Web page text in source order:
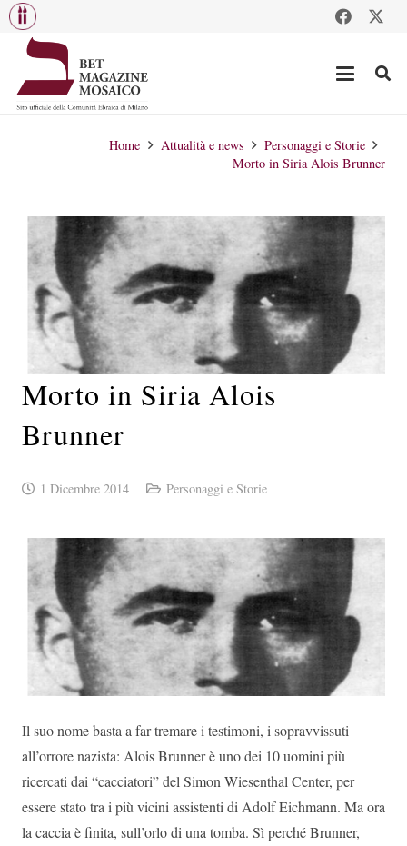
Home Attualità e news
Personaggi e Storie
Morto in Siria Alois Brunner
Morto in Siria Alois
Brunner
1 Dicembre 2014 Personaggi e Storie
Il suo nome basta a far tremare i testimoni, i sopravvissuti
all’orrore nazista: Alois Brunner è uno dei 10 uomini più
ricercati dai “cacciatori” del Simon Wiesenthal Center, per
essere stato tra i più vicini assistenti di Adolf Eichmann. Ma ora
la caccia è finita, sull’orlo di una tomba. Sì perché Brunner,